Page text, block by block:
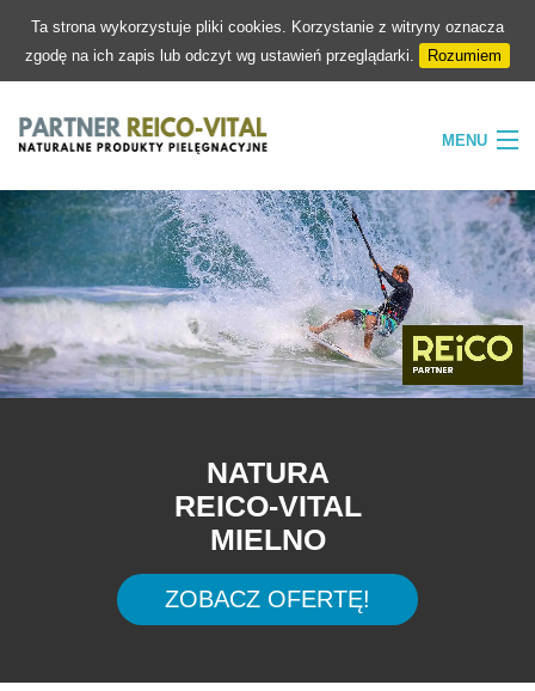
Ta strona wykorzystuje pliki cookies. Korzystanie z witryny oznacza
zgodę na ich zapis lub odczyt wg ustawień przeglądarki.
Rozumiem
MENU
HOME
FIRMA
NATURA
PIELĘGNACJA
SKLEP
NATURA
REICO-VITAL
MIELNO
ZOBACZ OFERTĘ!